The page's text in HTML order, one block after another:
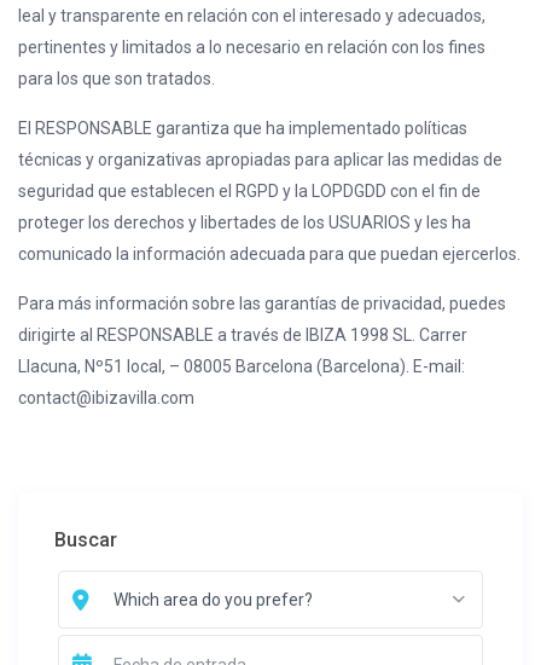
leal y transparente en relación con el interesado y adecuados,
pertinentes y limitados a lo necesario en relación con los fines
para los que son tratados.
El RESPONSABLE garantiza que ha implementado políticas
técnicas y organizativas apropiadas para aplicar las medidas de
seguridad que establecen el RGPD y la LOPDGDD con el fin de
proteger los derechos y libertades de los USUARIOS y les ha
comunicado la información adecuada para que puedan ejercerlos.
Para más información sobre las garantías de privacidad, puedes
dirigirte al RESPONSABLE a través de IBIZA 1998 SL. Carrer
Llacuna, Nº51 local, – 08005 Barcelona (Barcelona). E-mail:
contact@ibizavilla.com
Buscar
Which area do you prefer?